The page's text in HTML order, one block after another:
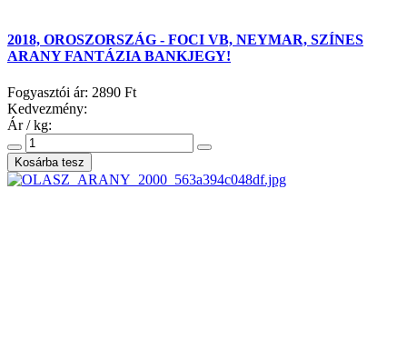
2018, OROSZORSZÁG - FOCI VB, NEYMAR, SZÍNES
ARANY FANTÁZIA BANKJEGY!
Fogyasztói ár: 2890 Ft
Kedvezmény:
Ár / kg: